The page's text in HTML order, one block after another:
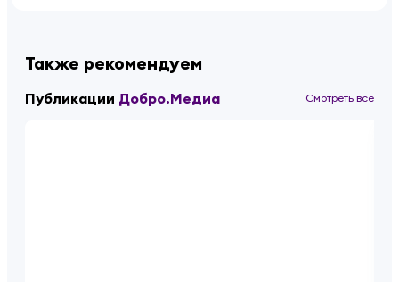
Также рекомендуем
Публикации Добро.Медиа Смотреть все